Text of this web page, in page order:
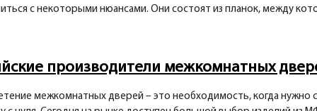
с некоторыми нюансами. Они состоят из планок, между
производители межкомнатных
межкомнатных дверей – это необходимость, когда нужно